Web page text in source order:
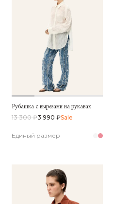
Рубашка с вырезами на рукавах
13 300 ₽3 990 ₽Sale
Единый размер